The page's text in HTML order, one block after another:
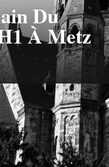
Du
À Metz